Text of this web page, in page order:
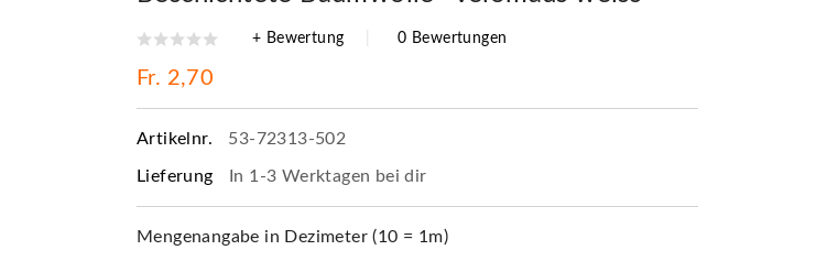
+ Bewertung 0 Bewertungen
Fr. 2,70
Artikelnr. 53-72313-502
Lieferung In 1-3 Werktagen bei dir
Mengenangabe in Dezimeter (10 = 1m)